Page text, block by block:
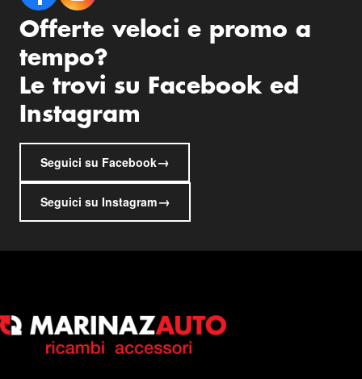
Offerte veloci e promo a
tempo?
Le trovi su Facebook ed
Instagram
Seguici su Facebook→
Seguici su Instagram→